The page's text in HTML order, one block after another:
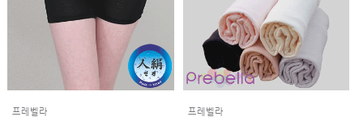
프레벨라 프레벨라